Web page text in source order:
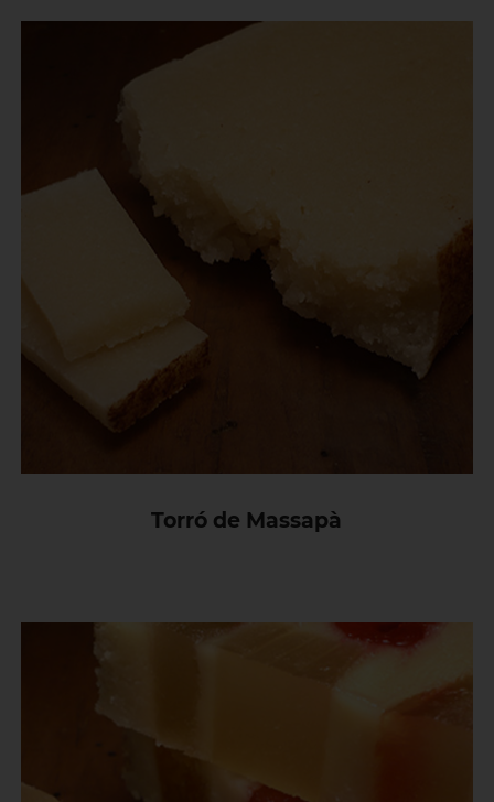
Torró de Massapà